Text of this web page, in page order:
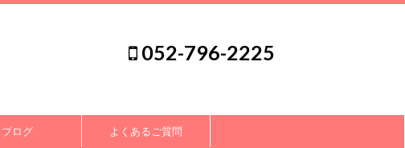
052-796-2225
ブログ よくあるご質問